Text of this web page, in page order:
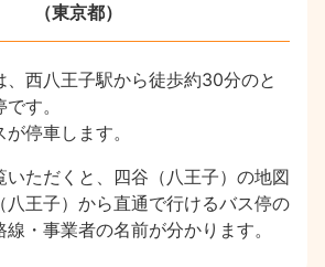
（東京都）
、西八王子駅から徒歩約30分のと
す。
停車します。
いただくと、四谷（八王子）の地図
八王子）から直通で行けるバス停の
・事業者の名前が分かります。